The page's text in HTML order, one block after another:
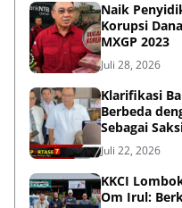
Naik
Korupsi
MXGP 2023
Juli 28, 2026
Klarifikasi
Berbeda
Sebagai
Juli 22, 2026
KKCI
Om Irul: